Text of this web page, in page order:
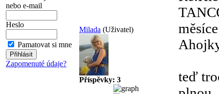
nebo e-mail
Heslo
Pamatovat si mne
Zapomenuté údaje?
Milada (Uživatel)
Příspěvky: 3
teď